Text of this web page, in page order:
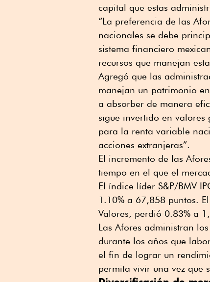
capital que estas
“La preferencia de las
nacionales se debe
sistema financiero
recursos que manejan
Agregó que las
manejan un patrimonio
a absorber de manera
sigue invertido en
para la renta variable
acciones extranjeras”.
El incremento de las
tiempo en el que el
El índice líder S&P/BMV
1.10% a 67,858 puntos.
Valores, perdió 0.83% a
Las Afores administran
durante los años que
el fin de lograr un
permita vivir una vez que